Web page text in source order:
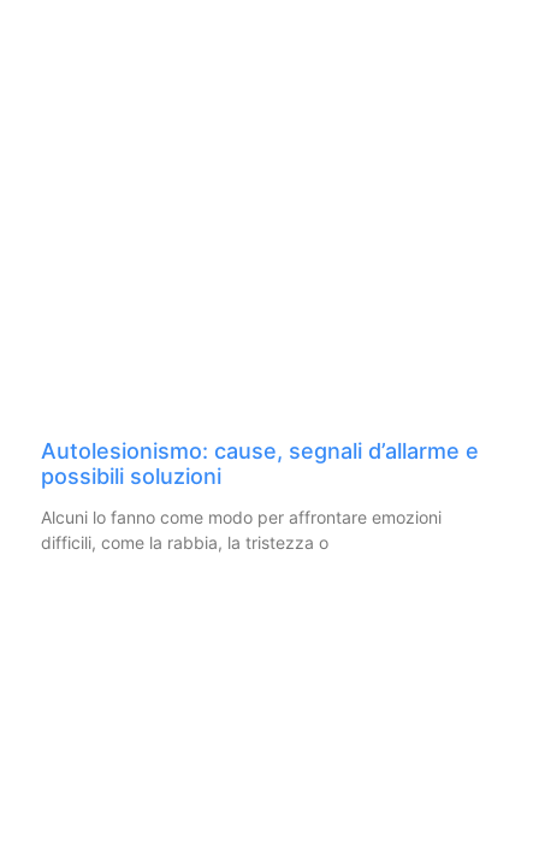
Autolesionismo: cause, segnali d’allarme e
possibili soluzioni
Alcuni lo fanno come modo per affrontare emozioni
difficili, come la rabbia, la tristezza o